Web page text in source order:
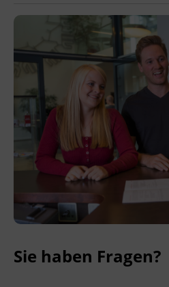
Ingenieurzertifizierung
Deutsch und Integration
Akademisches Studienzentrum
Digitales Lernen
BFI Reutte
BFI Schwaz
Sie haben Fragen?